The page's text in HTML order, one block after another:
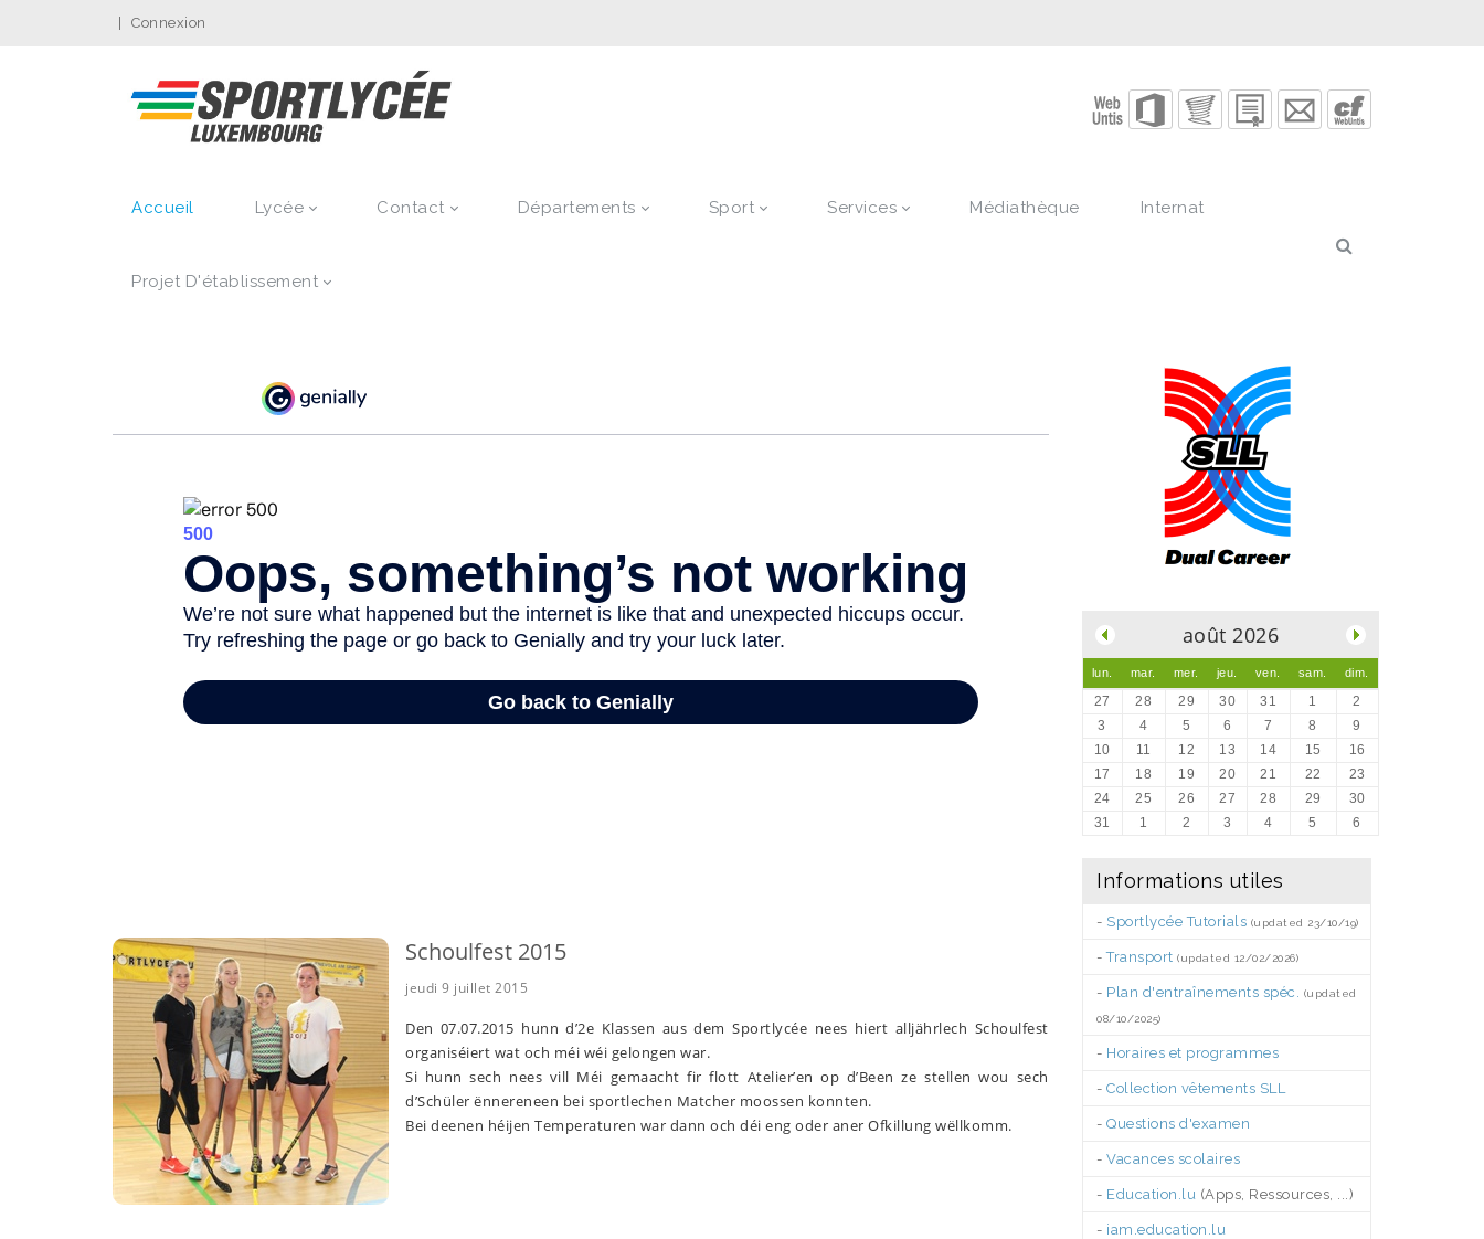
Connexion
Accueil Lycée Contact Départements Sport Services Médiathèque Internat
Projet D'établissement
Schoulfest 2015
jeudi 9 juillet 2015
Den 07.07.2015 hunn d’2e Klassen aus dem Sportlycée nees hiert alljährlech Schoulfest
organiséiert wat och méi wéi gelongen war.
Si hunn sech nees vill Méi gemaacht fir flott Atelier’en op d’Been ze stellen wou sech
d’Schüler ënnereneen bei sportlechen Matcher moossen konnten.
Bei deenen héijen Temperaturen war dann och déi eng oder aner Ofkillung wëllkomm.
août 2026
lun. mar. mer. jeu. ven. sam. dim.
27 28 29 30 31 1
2
3
4 5 6 7 8
9
10
11 12 13 14 15
16
17
18 19 20 21 22
23
24
25 26 27 28 29
30
31
1 2 3 4 5 6
Informations utiles
- Sportlycée Tutorials (updated 23/10/19)
-Transport (updated 12/02/2026)
- Plan d'entraînements spéc. (updated
08/10/2025)
- Horaires et programmes
- Collection vêtements SLL
- Questions d'examen
- Vacances scolaires
- Education.lu (Apps, Ressources, ...)
- iam.education.lu